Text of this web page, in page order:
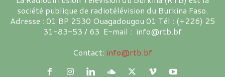
société publique de radiotélévision du Burkina Faso.
Adresse : 01 BP 2530 Ouagadougou 01 Tél : (+226) 25
31-83-53 / 63 E-mail : info@rtb.bf
Contact: info@rtb.bf